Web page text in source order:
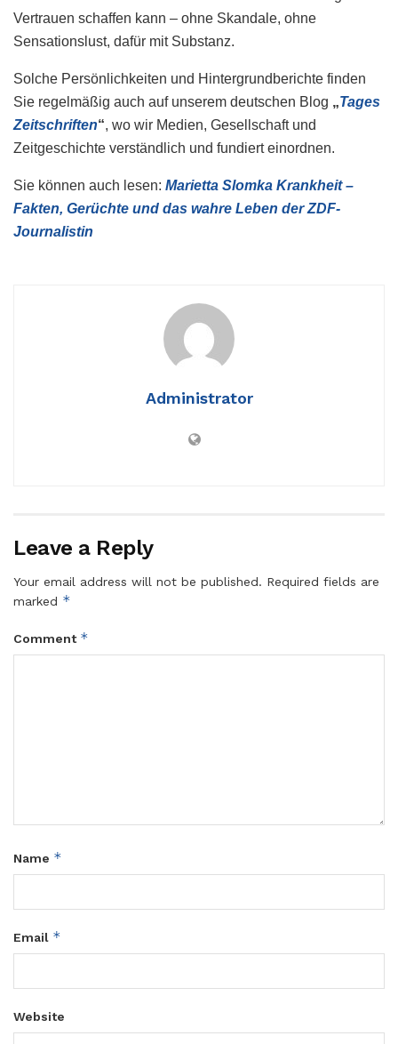
Vertrauen schaffen kann – ohne Skandale, ohne
Sensationslust, dafür mit Substanz.
Solche Persönlichkeiten und Hintergrundberichte finden
Sie regelmäßig auch auf unserem deutschen Blog „Tages
Zeitschriften“, wo wir Medien, Gesellschaft und
Zeitgeschichte verständlich und fundiert einordnen.
Sie können auch lesen: Marietta Slomka Krankheit –
Fakten, Gerüchte und das wahre Leben der ZDF-
Journalistin
Administrator
Leave a Reply
Your email address will not be published. Required fields are
marked *
Comment *
Name *
Email *
Website